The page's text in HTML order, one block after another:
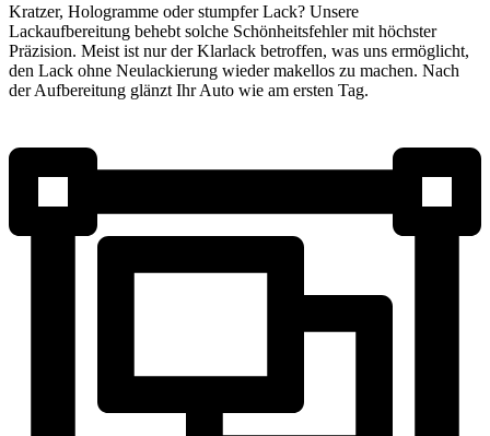
Kratzer, Hologramme oder stumpfer Lack? Unsere
Lackaufbereitung behebt solche Schönheitsfehler mit höchster
Präzision. Meist ist nur der Klarlack betroffen, was uns ermöglicht,
den Lack ohne Neulackierung wieder makellos zu machen. Nach
der Aufbereitung glänzt Ihr Auto wie am ersten Tag.